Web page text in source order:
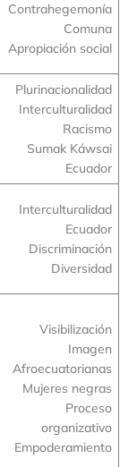
Contrahegemonía
Comuna
Apropiación social
Plurinacionalidad
Interculturalidad
Racismo
Sumak Káwsai
Ecuador
Interculturalidad
Ecuador
Discriminación
Diversidad
Visibilización
Imagen
Afroecuatorianas
Mujeres negras
Proceso
organizativo
Empoderamiento